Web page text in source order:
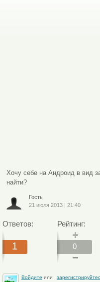
Хочу себе на Андроид в вид
найти?
Гость
21 июля 2013| 21:40
Ответов:
1
Рейтинг:
0
Войдите или